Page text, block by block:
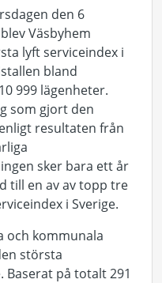
den 6
Väsbyhem
lyft serviceindex i
bland
999 lägenheter.
som gjort den
resultaten från
sker bara ett år
till en av av topp tre
i Sverige.
och kommunala
största
på totalt 291